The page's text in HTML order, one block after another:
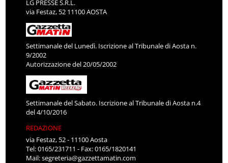
LG PRESSE S.R.L.
via Festaz, 52 11100 AOSTA
Settimanale del Lunedì. Iscrizione al Tribunale di Aosta n.
9/2002
Autorizzazione del 20/05/2002
Settimanale del Sabato. Iscrizione al Tribunale di Aosta n.4
del 4/10/2016
REDAZIONE
via Festaz, 52 - 11100 Aosta
Tel: 0165/231711 - Fax: 0165/1820141
Mail:segreteria@gazzettamatin.com